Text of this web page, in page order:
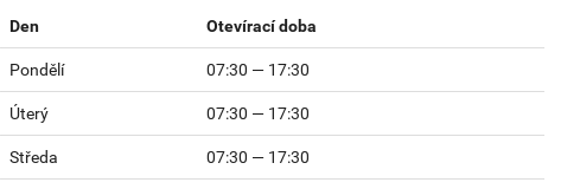
Den Otevírací doba
Pondělí 07:30 — 17:30
Úterý 07:30 — 17:30
Středa 07:30 — 17:30